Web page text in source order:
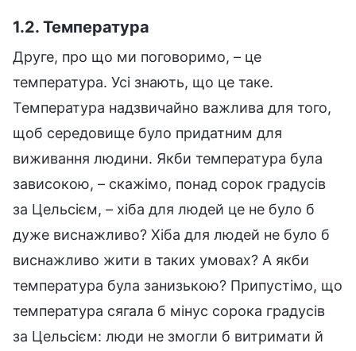
1.2. Температура
Друге, про що ми поговоримо, – це
температура. Усі знають, що це таке.
Температура надзвичайно важлива для того,
щоб середовище було придатним для
виживання людини. Якби температура була
зависокою, – скажімо, понад сорок градусів
за Цельсієм, – хіба для людей це не було б
дуже виснажливо? Хіба для людей не було б
виснажливо жити в таких умовах? А якби
температура була занизькою? Припустімо, що
температура сягала б мінус сорока градусів
за Цельсієм: люди не змогли б витримати й